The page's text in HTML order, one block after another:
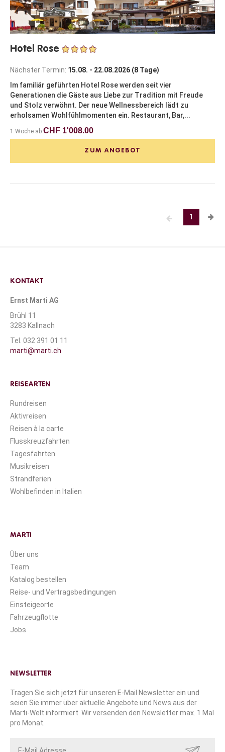
Hotel Rose
Nächster Termin: 15.08. - 22.08.2026 (8 Tage)
Im familiär geführten Hotel Rose werden seit vier
Generationen die Gäste aus Liebe zur Tradition mit Freude
und Stolz verwöhnt. Der neue Wellnessbereich lädt zu
erholsamen Wohlfühlmomenten ein. Restaurant, Bar,...
1 Woche ab CHF 1'008.00
ZUM ANGEBOT
1
KONTAKT
Ernst Marti AG
Brühl 11
3283 Kallnach
Tel. 032 391 01 11
marti@marti.ch
REISEARTEN
Rundreisen
Aktivreisen
Reisen à la carte
Flusskreuzfahrten
Tagesfahrten
Musikreisen
Strandferien
Wohlbefinden in Italien
MARTI
Über uns
Team
Katalog bestellen
Reise- und Vertragsbedingungen
Einsteigeorte
Fahrzeugflotte
Jobs
NEWSLETTER
Tragen Sie sich jetzt für unseren E-Mail Newsletter ein und
seien Sie immer über aktuelle Angebote und News aus der
Marti-Welt informiert. Wir versenden den Newsletter max. 1 Mal
pro Monat.
SENDEN